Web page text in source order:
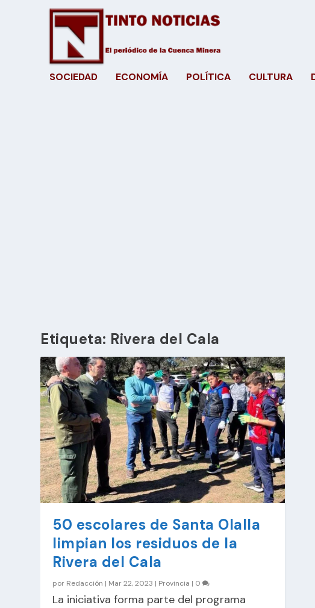
SOCIEDAD ECONOMÍA POLÍTICA CULTURA
Etiqueta: Rivera del Cala
50 escolares de Santa Olalla
limpian los residuos de la
Rivera del Cala
por Redacción | Mar 22, 2023 | Provincia | 0
La iniciativa forma parte del programa